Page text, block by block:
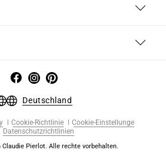
Deutschland
Cookie-Richtlinie
Cookie-Einstellunge
Datenschutzrichtlinien
Pierlot. Alle rechte vorbehalten.